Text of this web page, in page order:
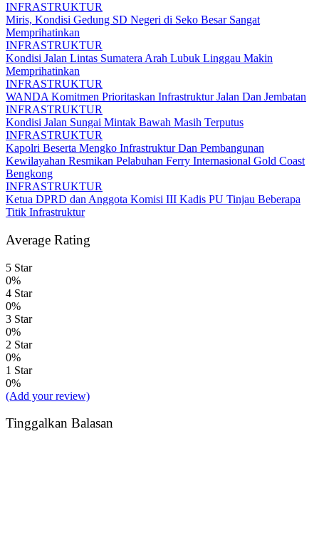
INFRASTRUKTUR
Miris, Kondisi Gedung SD Negeri di Seko Besar Sangat
Memprihatinkan
INFRASTRUKTUR
Kondisi Jalan Lintas Sumatera Arah Lubuk Linggau Makin
Memprihatinkan
INFRASTRUKTUR
WANDA Komitmen Prioritaskan Infrastruktur Jalan Dan Jembatan
INFRASTRUKTUR
Kondisi Jalan Sungai Mintak Bawah Masih Terputus
INFRASTRUKTUR
Kapolri Beserta Mengko Infrastruktur Dan Pembangunan
Kewilayahan Resmikan Pelabuhan Ferry Internasional Gold Coast
Bengkong
INFRASTRUKTUR
Ketua DPRD dan Anggota Komisi III Kadis PU Tinjau Beberapa
Titik Infrastruktur
Average Rating
5 Star
0%
4 Star
0%
3 Star
0%
2 Star
0%
1 Star
0%
(Add your review)
Tinggalkan Balasan